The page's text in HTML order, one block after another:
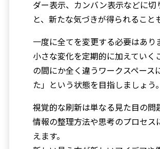
ダー表示、カンバン表示などに切
と、新たな気づきが得られること
一度に全てを変更する必要はあり
小さな変化を定期的に加えていく
の間にか全く違うワークスペース
た」という状態を目指しましょう。
視覚的な刷新は単なる見た目の問
情報の整理方法や思考のプロセス
えます。